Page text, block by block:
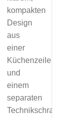
kompakten
Design
aus
einer
Küchenzeile
und
einem
separaten
Technikschrank,